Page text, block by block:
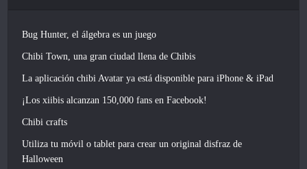
Bug Hunter, el álgebra es un juego
Chibi Town, una gran ciudad llena de Chibis
La aplicación chibi Avatar ya está disponible para iPhone & iPad
¡Los xiibis alcanzan 150,000 fans en Facebook!
Chibi crafts
Utiliza tu móvil o tablet para crear un original disfraz de
Halloween